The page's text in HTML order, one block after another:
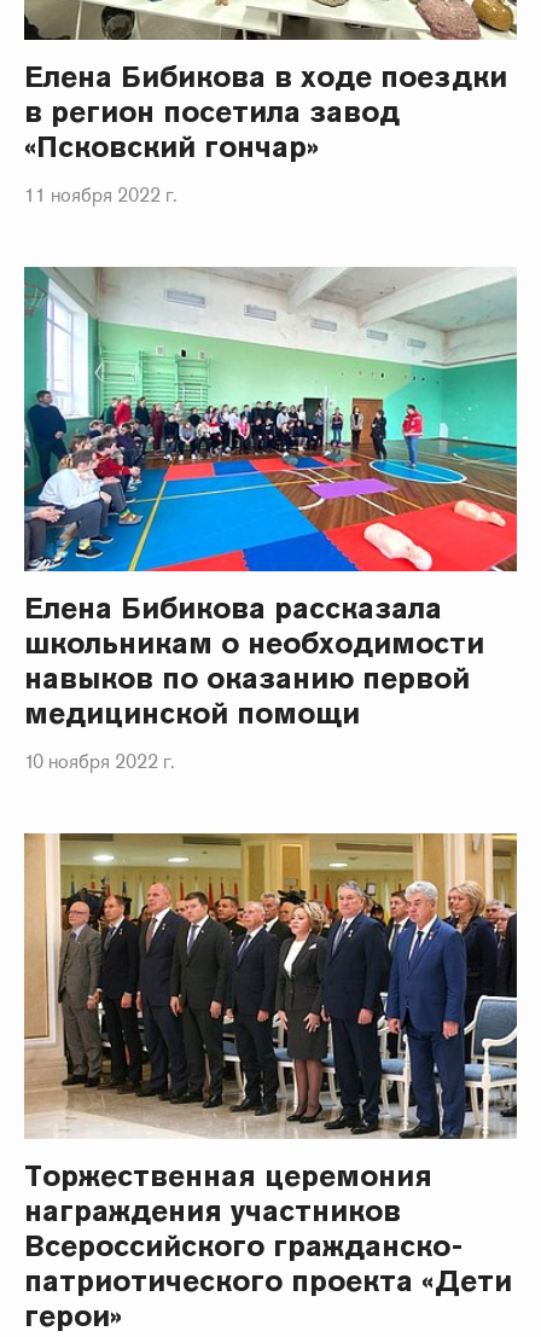
Елена Бибикова в ходе поездки
в регион посетила завод
«Псковский гончар»
11 ноября 2022 г.
Елена Бибикова рассказала
школьникам о необходимости
навыков по оказанию первой
медицинской помощи
10 ноября 2022 г.
Торжественная церемония
награждения участников
Всероссийского гражданско-
патриотического проекта «Дети
герои»